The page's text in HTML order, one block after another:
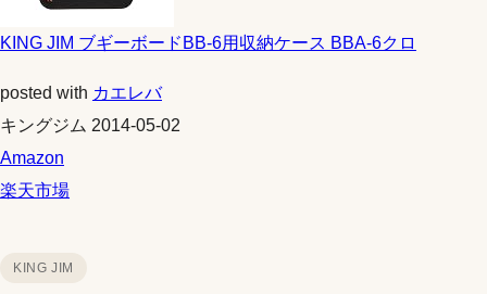
KING JIM ブギーボードBB-6用収納ケース BBA-6クロ
posted with カエレバ
キングジム 2014-05-02
Amazon
楽天市場
KING JIM